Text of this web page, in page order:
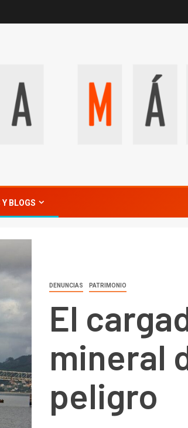
Y BLOGS
DENUNCIAS PATRIMONIO
El
mineral
peligro